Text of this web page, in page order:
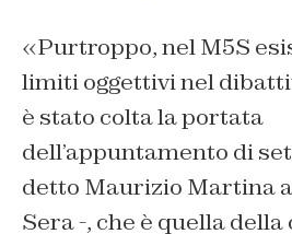
«Purtroppo, nel M5S
limiti oggettivi nel
è stato colta la portata
dell’appuntamento di
detto Maurizio Martina
Sera -, che è quella